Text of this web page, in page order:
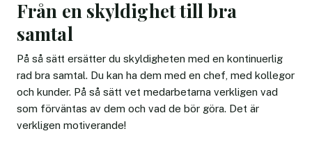
Från en skyldighet till bra
samtal
På så sätt ersätter du skyldigheten med en kontinuerlig
rad bra samtal. Du kan ha dem med en chef, med kollegor
och kunder. På så sätt vet medarbetarna verkligen vad
som förväntas av dem och vad de bör göra. Det är
verkligen motiverande!